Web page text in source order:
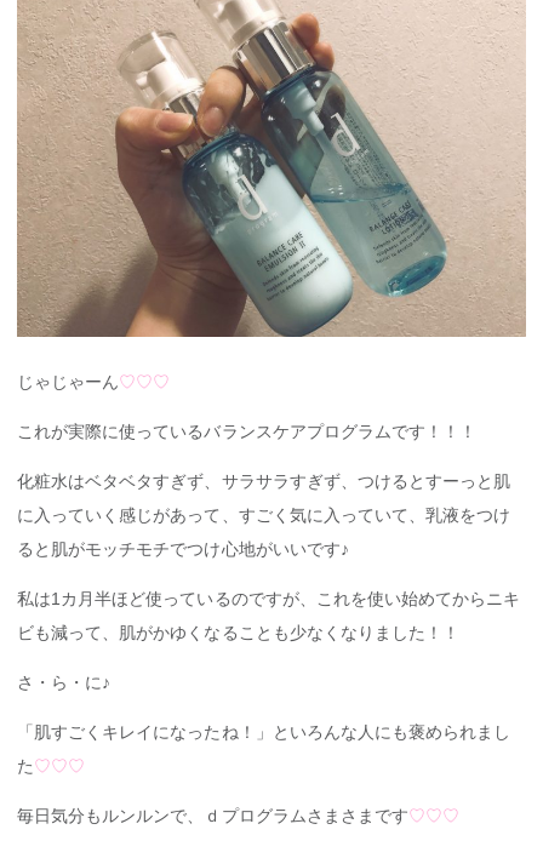
じゃじゃーん♡♡♡
これが実際に使っているバランスケアプログラムです！！！
化粧水はベタベタすぎず、サラサラすぎず、つけるとすーっと肌
に入っていく感じがあって、すごく気に入っていて、乳液をつけ
ると肌がモッチモチでつけ心地がいいです♪
私は1カ月半ほど使っているのですが、これを使い始めてからニキ
ビも減って、肌がかゆくなることも少なくなりました！！
さ・ら・に♪
「肌すごくキレイになったね！」といろんな人にも褒められまし
た♡♡♡
毎日気分もルンルンで、ｄプログラムさまさまです♡♡♡